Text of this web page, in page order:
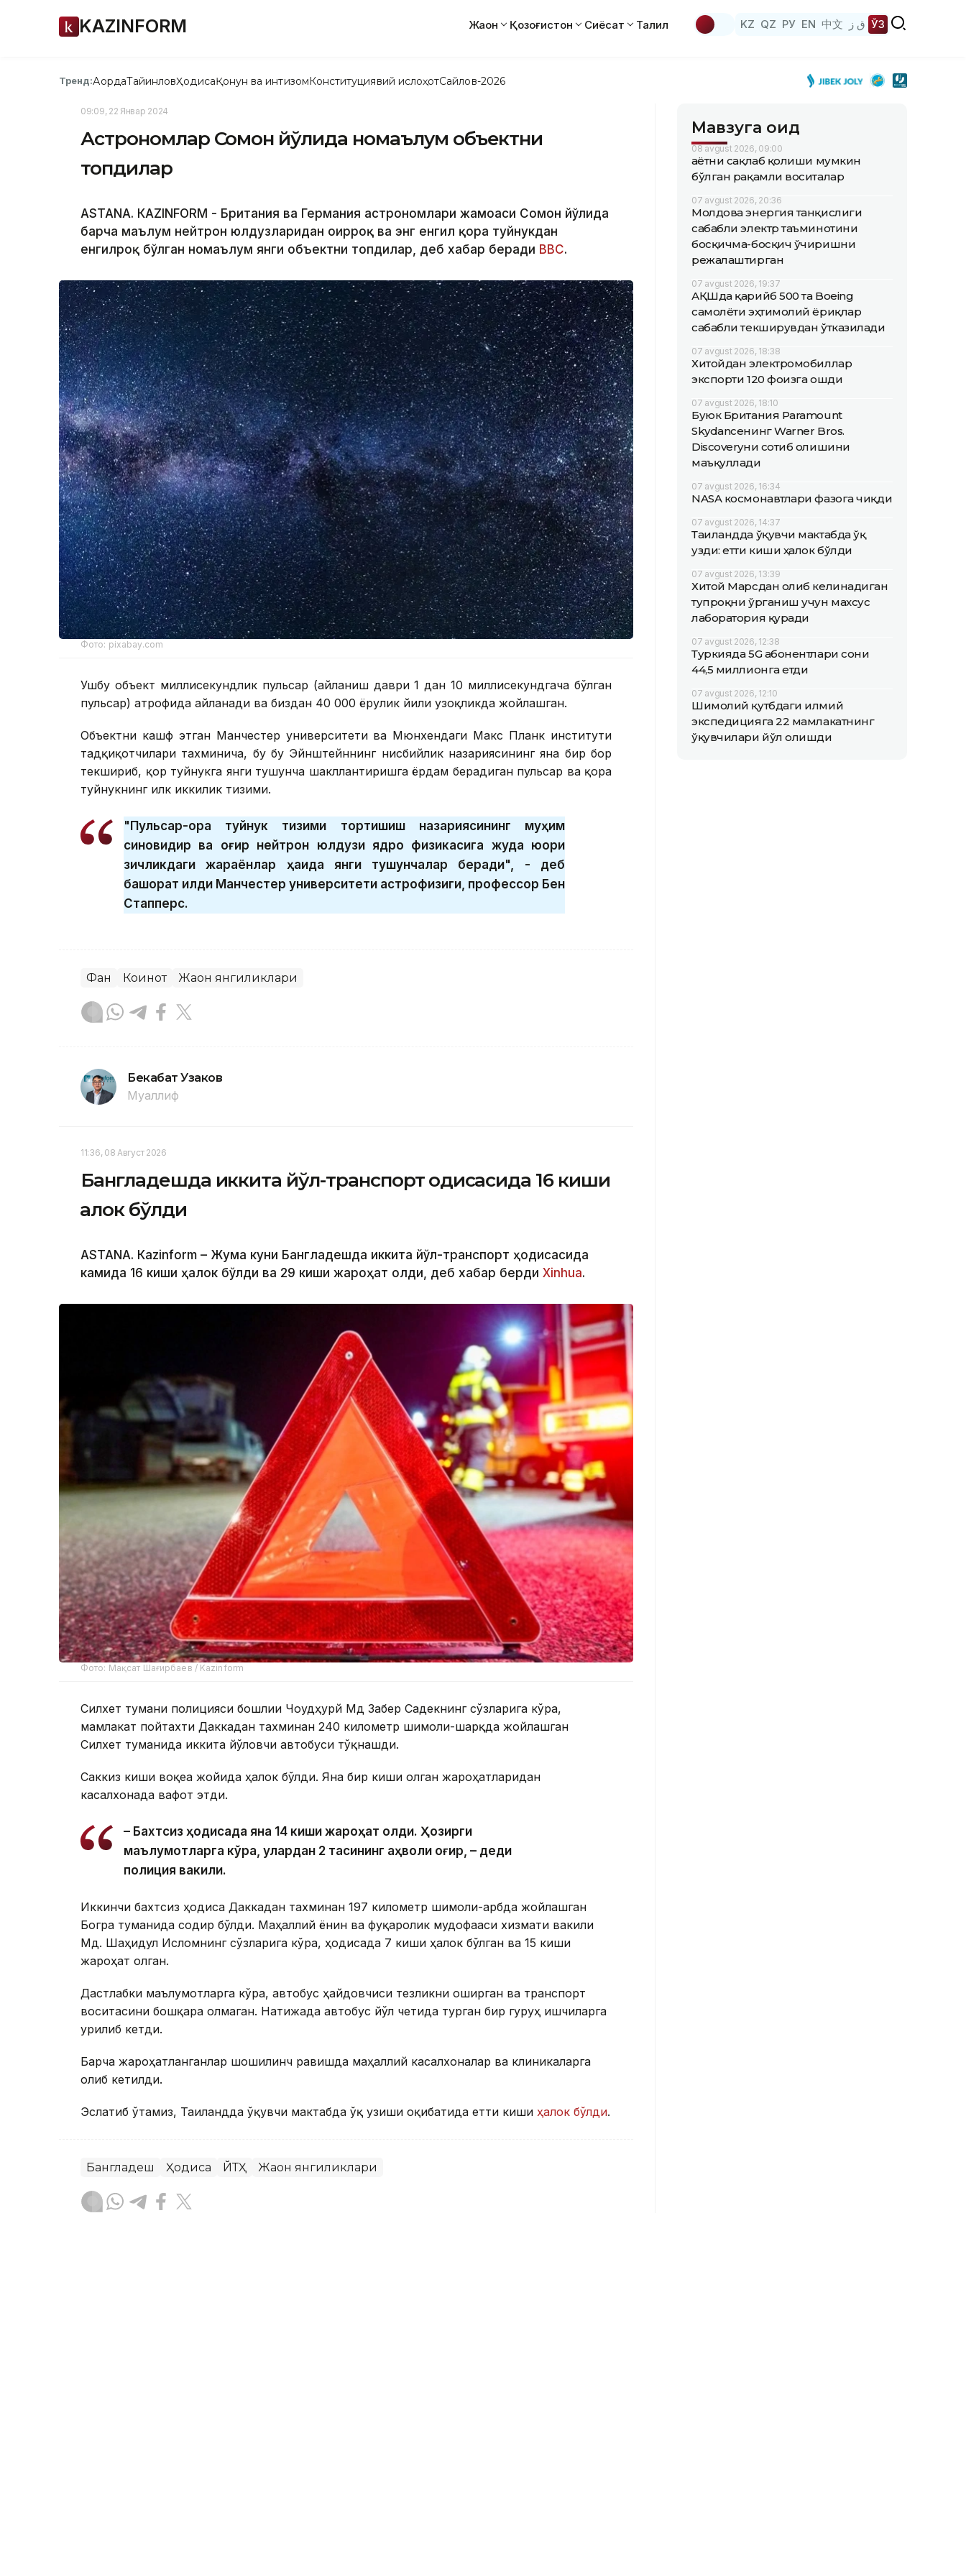
KAZINFORM Жаҳон Қозоғистон Сиёсат Таҳлил KZ QZ РУ EN 中文 ق ز ЎЗ
Тренд:АқордаТайинловҲодисаҚонун ва интизомКонституциявий ислоҳотСайлов-2026
09:09, 22 Январ 2024
Астрономлар Сомон йўлида номаълум объектни
топдилар
ASTANА. КАZINFORM - Британия ва Германия астрономлари жамоаси Сомон йўлида
барча маълум нейтрон юлдузларидан оғирроқ ва энг енгил қора туйнукдан
енгилроқ бўлган номаълум янги объектни топдилар, деб хабар беради BBC.
Фото: pixabay.com
Ушбу объект миллисекундлик пульсар (айланиш даври 1 дан 10 миллисекундгача бўлган
пульсар) атрофида айланади ва биздан 40 000 ёруғлик йили узоқликда жойлашган.
Объектни кашф этган Манчестер университети ва Мюнхендаги Макс Планк институти
тадқиқотчилари тахминича, бу бу Эйнштейннинг нисбийлик назариясининг яна бир бор
текшириб, қор туйнукга янги тушунча шакллантиришга ёрдам берадиган пульсар ва қора
туйнукнинг илк иккилик тизими.
"Пульсар-қора туйнук тизими тортишиш назариясининг муҳим
синовидир ва оғир нейтрон юлдузи ядро физикасига жуда юқори
зичликдаги жараёнлар ҳақида янги тушунчалар беради", - деб
башорат қилди Манчестер университети астрофизиги, профессор Бен
Стапперс.
Фан Коинот Жаҳон янгиликлари
Бекабат Узаков
Муаллиф
11:36, 08 Август 2026
Бангладешда иккита йўл-транспорт ҳодисасида 16 киши
ҳалок бўлди
ASTANА. Кazinform – Жума куни Бангладешда иккита йўл-транспорт ҳодисасида
камида 16 киши ҳалок бўлди ва 29 киши жароҳат олди, деб хабар берди Xinhua.
Фото: Мақсат Шағирбаев / Kazinform
Силхет тумани полицияси бошлиғи Чоудҳурй Мд Забер Садекнинг сўзларига кўра,
мамлакат пойтахти Даккадан тахминан 240 километр шимоли-шарқда жойлашган
Силхет туманида иккита йўловчи автобуси тўқнашди.
Саккиз киши воқеа жойида ҳалок бўлди. Яна бир киши олган жароҳатларидан
касалхонада вафот этди.
– Бахтсиз ҳодисада яна 14 киши жароҳат олди. Ҳозирги
маълумотларга кўра, улардан 2 тасининг аҳволи оғир, – деди
полиция вакили.
Иккинчи бахтсиз ҳодиса Даккадан тахминан 197 километр шимоли-ғарбда жойлашган
Богра туманида содир бўлди. Маҳаллий ёнғин ва фуқаролик мудофааси хизмати вакили
Мд. Шаҳидул Исломнинг сўзларига кўра, ҳодисада 7 киши ҳалок бўлган ва 15 киши
жароҳат олган.
Дастлабки маълумотларга кўра, автобус ҳайдовчиси тезликни оширган ва транспорт
воситасини бошқара олмаган. Натижада автобус йўл четида турган бир гуруҳ ишчиларга
урилиб кетди.
Барча жароҳатланганлар шошилинч равишда маҳаллий касалхоналар ва клиникаларга
олиб кетилди.
Эслатиб ўтамиз, Таиландда ўқувчи мактабда ўқ узиши оқибатида етти киши ҳалок бўлди.
Бангладеш Ҳодиса ЙТҲ Жаҳон янгиликлари
Мавзуга оид
08 avgust 2026, 09:00
Ҳаётни сақлаб қолиши мумкин
бўлган рақамли воситалар
07 avgust 2026, 20:36
Молдова энергия танқислиги
сабабли электр таъминотини
босқичма-босқич ўчиришни
режалаштирган
07 avgust 2026, 19:37
АҚШда қарийб 500 та Boeing
самолёти эҳтимолий ёриқлар
сабабли текширувдан ўтказилади
07 avgust 2026, 18:38
Хитойдан электромобиллар
экспорти 120 фоизга ошди
07 avgust 2026, 18:10
Буюк Британия Paramount
Skydanceнинг Warner Bros.
Discoveryни сотиб олишини
маъқуллади
07 avgust 2026, 16:34
NASA космонавтлари фазога чиқди
07 avgust 2026, 14:37
Таиландда ўқувчи мактабда ўқ
узди: етти киши ҳалок бўлди
07 avgust 2026, 13:39
Хитой Марсдан олиб келинадиган
тупроқни ўрганиш учун махсус
лаборатория қуради
07 avgust 2026, 12:38
Туркияда 5G абонентлари сони
44,5 миллионга етди
07 avgust 2026, 12:10
Шимолий қутбдаги илмий
экспедицияга 22 мамлакатнинг
ўқувчилари йўл олишди